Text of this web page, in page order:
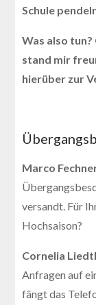
Schule
Was also
stand mir
hierüber zur
Marco
versandt. Für
Hochsaison?
Cornelia
Anfragen auf
fängt das